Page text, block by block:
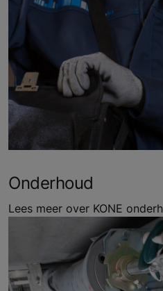
Onderhoud
Lees meer over KONE